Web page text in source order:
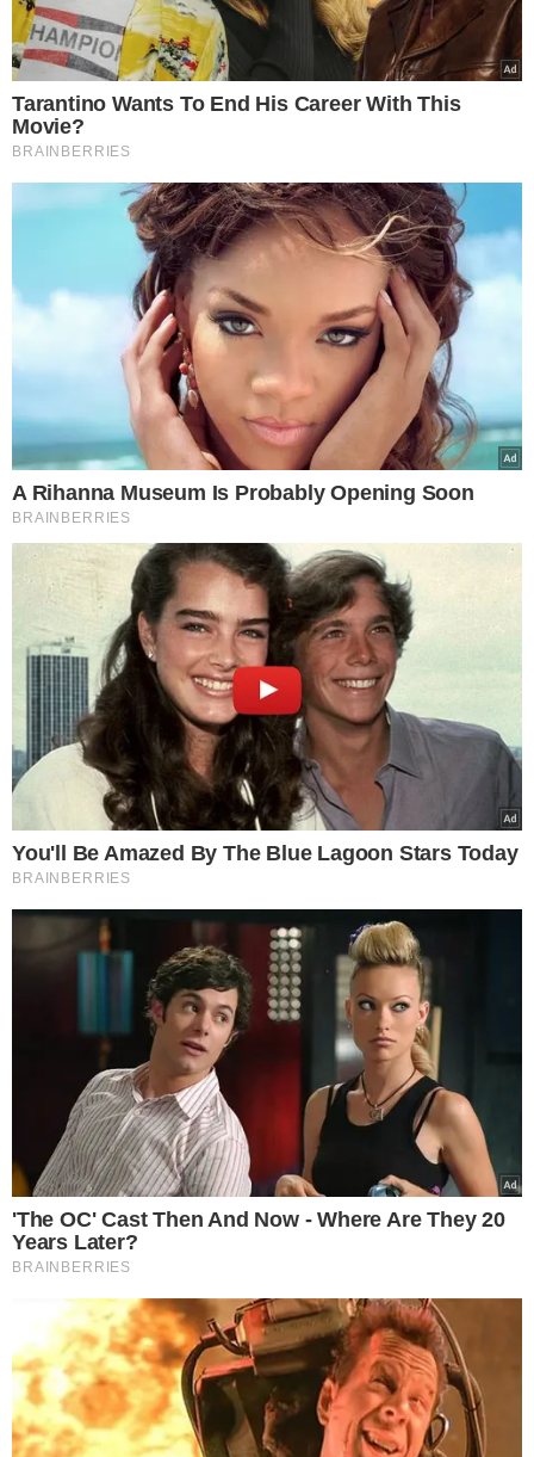
Na reunião foi apresentado o atual cenário
epidemiológico do estado referente à dengue, onde foi
destacado a questão da alta incidência da doença com 11
óbitos contabilizados. Segundo o secretário de Saúde,
Antônio Luiz, serão agregadas novas ações às que já são
realizadas de forma contínua pela Sesapi.
MEDIDAS URGENTES
“O COE deve fazer um documento pedindo à Prefeitura
de Teresina que realize a coleta de resíduos em terrenos
baldios da cidade. Também vamos fazer um
levantamento de algumas residências em que já foram
detectadas larvas do mosquito e que estão
abandonadas. Estas casas precisam ser abertas para as
equipes fazerem a higienização. Para isso, vamos pedir o
auxílio da Procuradoria Geral do Estado”, afirma.
REFORÇO NA VACINAÇÃO
Na reunião também ficou acertado que o Conselho de
Secretários Municipais de Saúde (Cosems) vai auxiliar nos
alertas aos municípios para incentivar a vacinação tanto
de influenza quanto de dengue, principalmente nas
regiões dos Territórios Entre Rios e Chapada das
Mangabeiras.
TÓPICOS
PREFEITURA DE TERESINA ÓBITOS
TERRENOS BALDIOS
COE
SESAPI TERESINA DENGUE